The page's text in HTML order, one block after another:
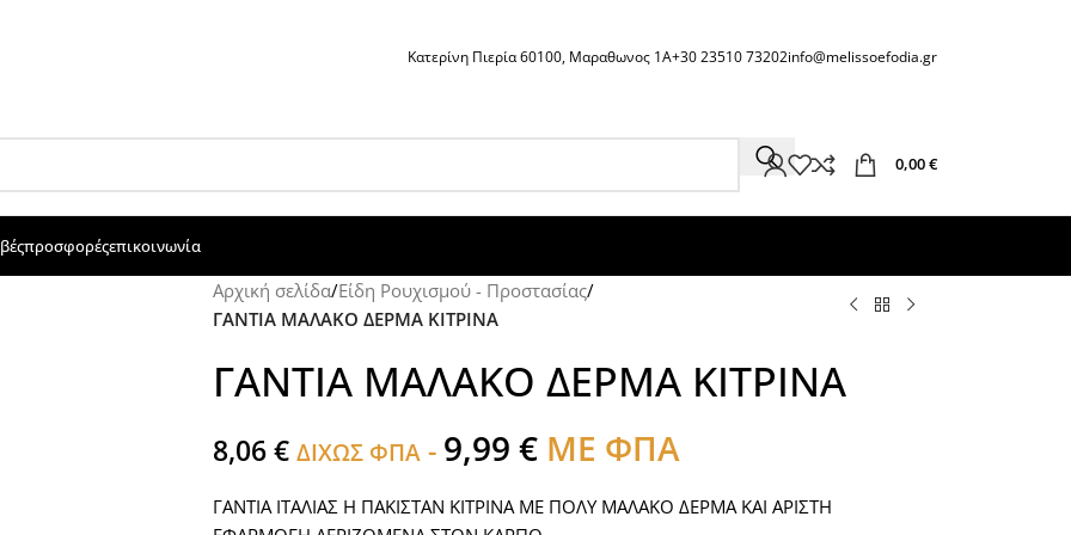
Κατερίνη Πιερία 60100, Μαραθωνος 1Α+30 23510 73202info@melissoefodia.gr
0,00€
προσφορέςεπικοινωνία
Αρχική σελίδα/Είδη Ρουχισμού - Προστασίας/
ΓΑΝΤΙΑ ΜΑΛΑΚΟ ΔΕΡΜΑ ΚΙΤΡΙΝΑ
ΓΑΝΤΙΑ ΜΑΛΑΚΟ ΔΕΡΜΑ ΚΙΤΡΙΝΑ
8,06€ ΔΙΧΩΣ ΦΠΑ- 9,99 €ΜΕ ΦΠΑ
ΓΑΝΤΙΑ ΙΤΑΛΙΑΣ Η ΠΑΚΙΣΤΑΝ ΚΙΤΡΙΝΑ ΜΕ ΠΟΛΥ ΜΑΛΑΚΟ ΔΕΡΜΑ ΚΑΙ ΑΡΙΣΤΗ